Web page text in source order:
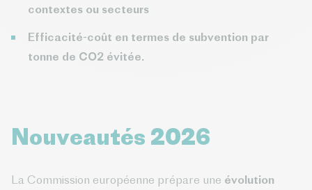
contextes ou secteurs
Efficacité-coût en termes de subvention par
tonne de CO2 évitée.
Nouveautés 2026
La Commission européenne prépare une évolution